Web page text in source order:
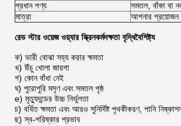
প্রধান পণ্য
সমতল, বাঁকা বা
মাত্রা
আপনার প্রয়োজন
রেড স্টার ওয়েজ ওয়্যার স্ক্রিনকর্মদক্ষতা বৃদ্ধিবৈশিষ্ট্য
ক) ভারী বোঝা সহ্য করার ক্ষমতা
খ) উঁচু খোলা জায়গা
গ) কোন বাঁধা নেই
ঘ) পুরোপুরি মসৃণ এবং সমতল পৃষ্ঠ
e) মৃত্যুদন্ডের উচ্চ নির্ভুলতা
চ) বর্ধিত ক্ষমতা এবং আরও সুনির্দিষ্ট পৃথকীকরণ, পানি
ছ) স্ব-পরিষ্কার প্রভাব